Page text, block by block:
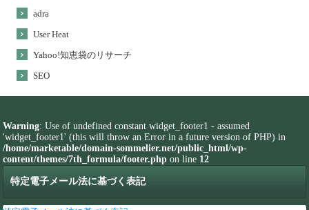
adra
User Heat
Yahoo!知恵袋のリサーチ
SEO
Warning: Use of undefined constant widget_footer1 - assumed
'widget_footer1' (this will throw an Error in a future version of PHP) in
/home/marketable/domain-sommelier.net/public_html/wp-
content/themes/7th_formula/footer.php on line 12
特定電子メール法に基づく表記